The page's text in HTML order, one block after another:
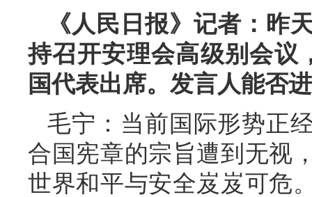
《人民日报》记者：昨
持召开安理会高级别会议
国代表出席。发言人能否
毛宁：当前国际形势正
合国宪章的宗旨遭到无视
世界和平与安全岌岌可危